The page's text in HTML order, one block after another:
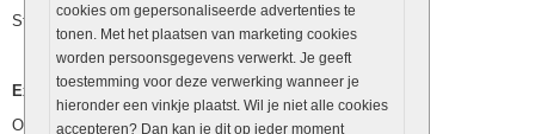
cookies om gepersonaliseerde advertenties te
tonen. Met het plaatsen van marketing cookies
worden persoonsgegevens verwerkt. Je geeft
toestemming voor deze verwerking wanneer je
hieronder een vinkje plaatst. Wil je niet alle cookies
accepteren? Dan kan je dit op ieder moment
Stapelstenen
Extra benodigdheden
Ophoogzand